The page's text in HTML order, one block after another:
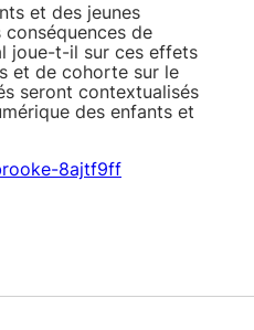
et des jeunes
de
joue-t-il sur ces effets
et de cohorte sur le
seront contextualisés
des enfants et
8ajtf9ff